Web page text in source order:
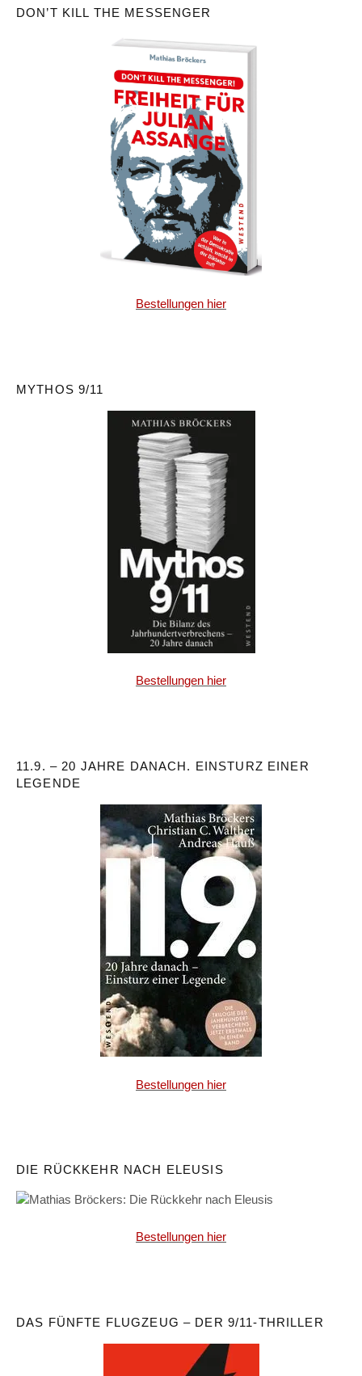
DON’T KILL THE MESSENGER
Bestellungen hier
MYTHOS 9/11
Bestellungen hier
11.9. – 20 JAHRE DANACH. EINSTURZ EINER
LEGENDE
Bestellungen hier
DIE RÜCKKEHR NACH ELEUSIS
Bestellungen hier
DAS FÜNFTE FLUGZEUG – DER 9/11-THRILLER